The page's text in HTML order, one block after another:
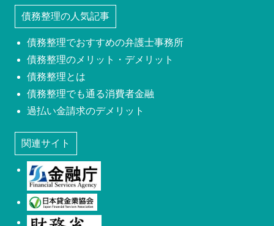
債務整理の人気記事
債務整理でおすすめの弁護士事務所
債務整理のメリット・デメリット
債務整理とは
債務整理でも通る消費者金融
過払い金請求のデメリット
関連サイト